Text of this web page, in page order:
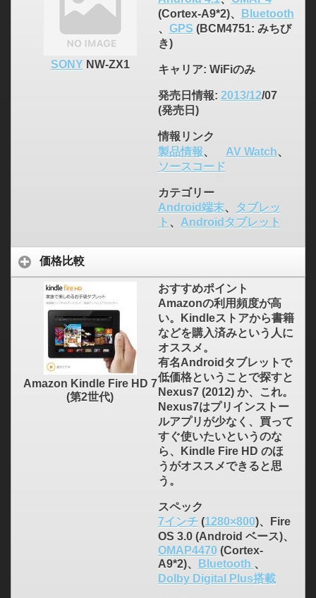
SONY NW-ZX1
(Cortex-A9*2)、
Bluetooth
、 GPS (BCM4751: みちび
き)
キャリア: WiFiのみ
発売日情報: 2013/12/07
(発売日)
情報リンク
製品情報、 AV Watch、
ソースコード
カテゴリー
Android端末、
タブレッ
ト 、 Androidタブレット
価格比較
Amazon Kindle Fire HD 7
(第2世代)
おすすめポイント
Amazonの利用頻度が高
い。Kindleストアから書籍
などを購入済みという人に
オススメ。
有名Androidタブレットで
低価格ということで探すと
Nexus7 (2012) か、これ。
Nexus7はプリインストー
ルアプリが少なく、買って
すぐ使いたいというのな
ら、Kindle Fire HD のほ
うがオススメできると思
う。
スペック
7インチ(1280×800)、Fire
OS 3.0 (Android ベース)、
OMAP4470 (Cortex-
A9*2)、
Bluetooth 、
Dolby Digital Plus搭載